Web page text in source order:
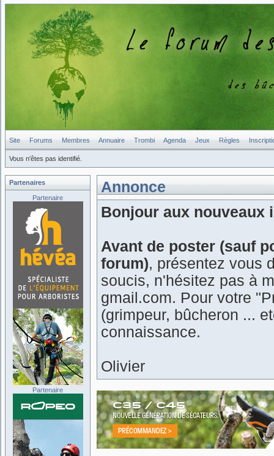
Site Forums Membres Annuaire Trombi Agenda Jeux Règles
Vous n'êtes pas identifié.
Annonce
Bonjour aux nouveaux
Avant de poster (sauf
forum), présentez vous
soucis, n'hésitez pas à
gmail.com. Pour votre
(grimpeur, bûcheron ...
connaissance.
Olivier
Partenaires
Partenaire
Partenaire